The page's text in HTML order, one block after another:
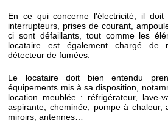
En ce qui concerne l'électricité, il doit
interrupteurs, prises de courant,
ci sont défaillants, tout comme les
locataire est également chargé de
détecteur de fumées.
Le locataire doit bien entendu
équipements mis à sa disposition,
location meublée : réfrigérateur, lave-
aspirante, cheminée, pompe à chaleur,
miroirs, antennes…